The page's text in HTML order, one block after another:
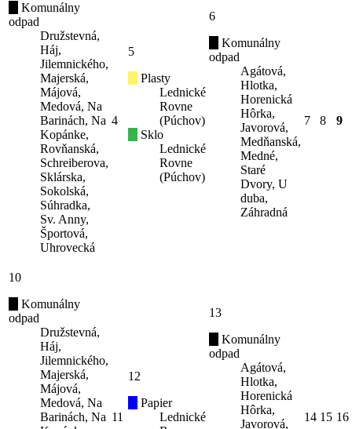
Komunálny
odpad
Družstevná,
Háj,
Jilemnického,
Majerská,
Májová,
Medová, Na
Barinách, Na
Kopánke,
Rovňanská,
Schreiberova,
Sklárska,
Sokolská,
Súhradka,
Sv. Anny,
Športová,
Uhrovecká
4
5
Plasty
Lednické
Rovne
(Púchov)
Sklo
Lednické
Rovne
(Púchov)
6
Komunálny
odpad
Agátová,
Hlotka,
Horenická
Hôrka,
Javorová,
Medňanská,
Medné,
Staré
Dvory, U
duba,
Záhradná
7 8 9
10
Komunálny
odpad
Družstevná,
Háj,
Jilemnického,
Majerská,
Májová,
Medová, Na
Barinách, Na 11
12
Papier
Lednické
13
Komunálny
odpad
Agátová,
Hlotka,
Horenická
Hôrka,
Javorová,
14 15 16